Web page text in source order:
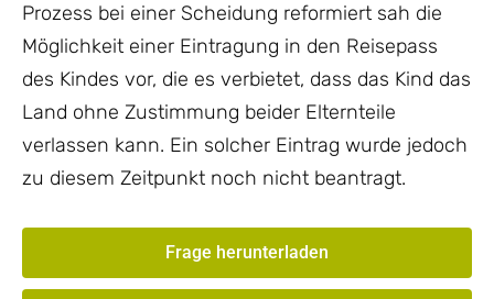
Prozess bei einer Scheidung reformiert sah die
Möglichkeit einer Eintragung in den Reisepass
des Kindes vor, die es verbietet, dass das Kind das
Land ohne Zustimmung beider Elternteile
verlassen kann. Ein solcher Eintrag wurde jedoch
zu diesem Zeitpunkt noch nicht beantragt.
Frage herunterladen